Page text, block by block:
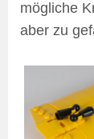
mögliche
aber zu